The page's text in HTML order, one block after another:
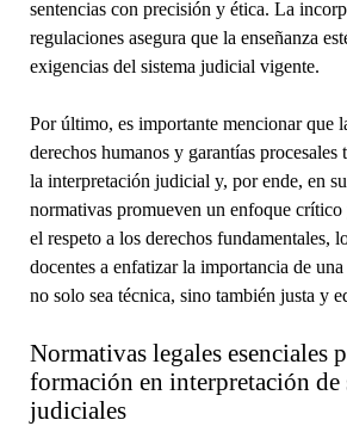
sentencias con precisión y ética. La
regulaciones asegura que la enseñanza
exigencias del sistema judicial vigente.
Por último, es importante mencionar que
derechos humanos y garantías
la interpretación judicial y, por ende, en
normativas promueven un enfoque
el respeto a los derechos fundamentales,
docentes a enfatizar la importancia de
no solo sea técnica, sino también justa y
Normativas legales esenciales
formación en interpretación de
judiciales